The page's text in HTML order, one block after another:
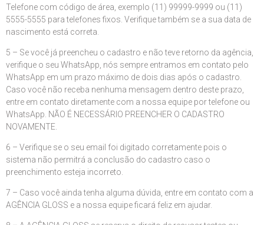
Telefone com código de área, exemplo (11) 99999-9999 ou (11)
5555-5555 para telefones fixos. Verifique também se a sua data de
nascimento está correta.
5 – Se você já preencheu o cadastro e não teve retorno da agência,
verifique o seu WhatsApp, nós sempre entramos em contato pelo
WhatsApp em um prazo máximo de dois dias após o cadastro.
Caso você não receba nenhuma mensagem dentro deste prazo,
entre em contato diretamente com a nossa equipe por telefone ou
WhatsApp. NÃO É NECESSÁRIO PREENCHER O CADASTRO
NOVAMENTE.
6 – Verifique se o seu email foi digitado corretamente pois o
sistema não permitrá a conclusão do cadastro caso o
preenchimento esteja incorreto.
7 – Caso você ainda tenha alguma dúvida, entre em contato com a
AGÊNCIA GLOSS e a nossa equipe ficará feliz em ajudar.